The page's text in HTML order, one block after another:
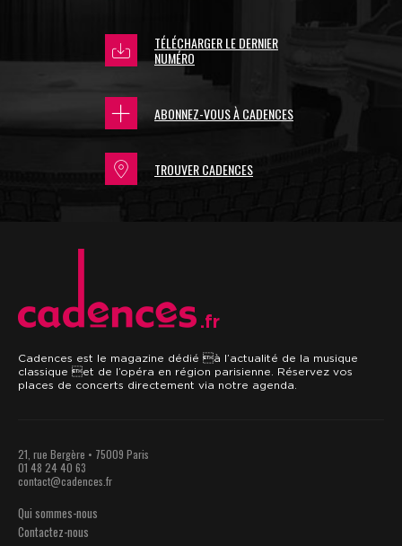
TÉLÉCHARGER LE DERNIER
NUMÉRO
ABONNEZ-VOUS À CADENCES
TROUVER CADENCES
.fr
Cadences est le magazine dédié à l’actualité de la musique
classique et de l’opéra en région parisienne. Réservez vos
places de concerts directement via notre agenda.
21, rue Bergère • 75009 Paris
01 48 24 40 63
contact@cadences.fr
Qui sommes-nous
Contactez-nous